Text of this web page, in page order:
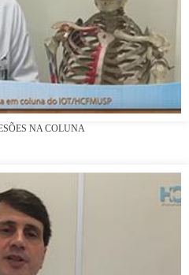
NA COLUNA